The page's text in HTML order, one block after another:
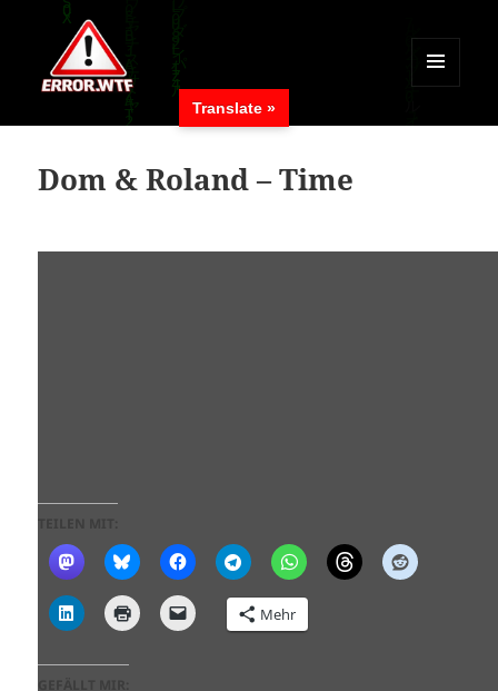
MENÜ
WIDGETS
Dom & Roland – Time
Mehr
Translate »